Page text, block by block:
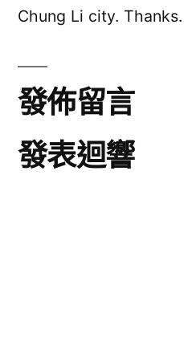
Chung Li city. Thanks.
發佈留言
發表迴響